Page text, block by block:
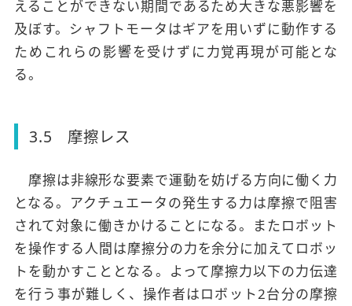
えることができない期間であるため大きな悪影響を
及ぼす。シャフトモータはギアを用いずに動作する
ためこれらの影響を受けずに力覚再現が可能とな
る。
3.5 摩擦レス
摩擦は非線形な要素で運動を妨げる方向に働く力
となる。アクチュエータの発生する力は摩擦で阻害
されて対象に働きかけることになる。またロボット
を操作する人間は摩擦分の力を余分に加えてロボッ
トを動かすこととなる。よって摩擦力以下の力伝達
を行う事が難しく、操作者はロボット2台分の摩擦